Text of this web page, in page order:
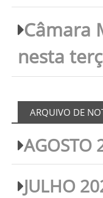
Câmara
nesta
ARQUIVO DE
AGOSTO
JULHO